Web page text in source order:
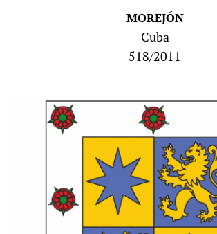
MOREJÓN
Cuba
518/2011